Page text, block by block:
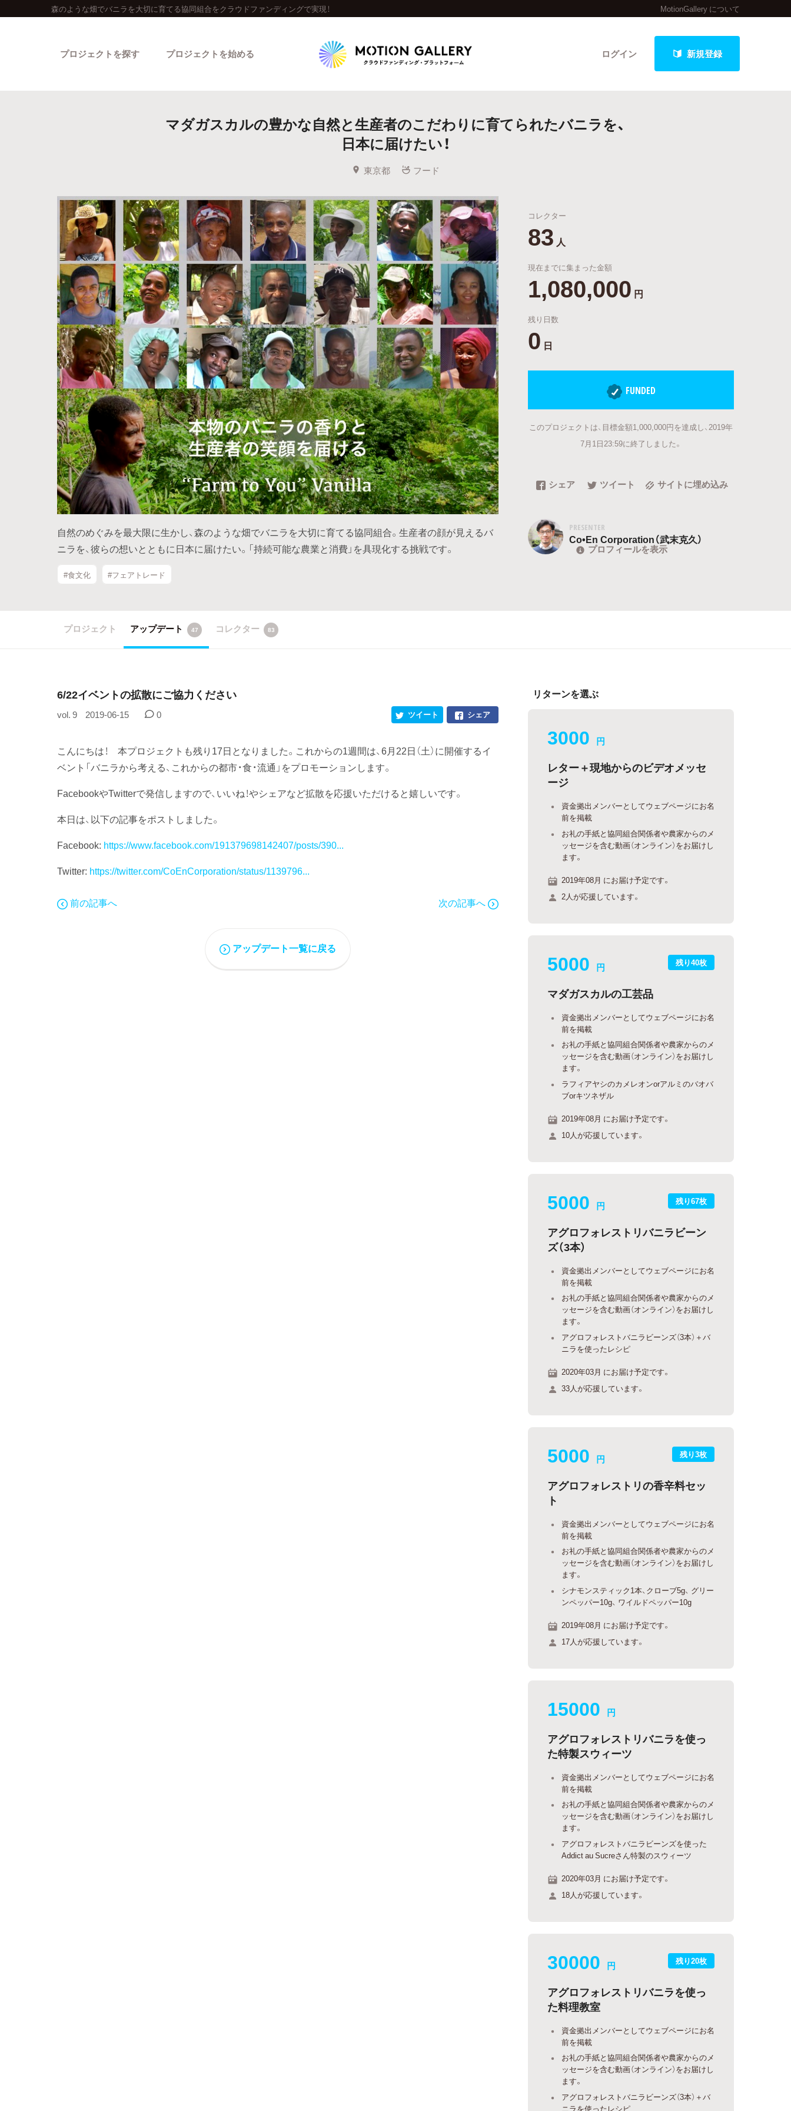
森のような畑でバニラを大切に育てる協同組合をクラウドファンディングで実現！ MotionGallery について
ログイン 新規登録
プロジェクトを探す
人気のプロジェクト 新着プロジェクト 終了間近のプロジェクト
Feature
カテゴリーから探す タグから探す キュレーターから探す 特集から探す
Legendary
最新達成プロジェクト 調達額が大きいプロジェクト
プロジェクトを始める
マダガスカルの豊かな自然と生産者のこだわりに育てられたバニラを、
日本に届けたい！
東京都 フード
自然のめぐみを最大限に生かし、森のような畑でバニラを大切に育てる協同組合。生産者の顔が見えるバ
ニラを、彼らの想いとともに日本に届けたい。「持続可能な農業と消費」を具現化する挑戦です。
#食文化 #フェアトレード
コレクター
83 人
現在までに集まった金額
1,080,000 円
残り日数
0 日
FUNDED
このプロジェクトは、目標金額1,000,000円を達成し、2019年
7月1日23:59に終了しました。
シェア ツイート サイトに埋め込み
PRESENTER
Co•En Corporation（武末克久）
プロフィールを表示
プロジェクト アップデート 47 コレクター 83
6/22イベントの拡散にご協力ください
vol. 9 2019-06-15 0 シェア
ツイート
こんにちは！ 本プロジェクトも残り17日となりました。これからの1週間は、6月22日（土）に開催するイ
ベント「バニラから考える、これからの都市・食・流通」をプロモーションします。
FacebookやTwitterで発信しますので、いいね！やシェアなど拡散を応援いただけると嬉しいです。
本日は、以下の記事をポストしました。
Facebook: https://www.facebook.com/191379698142407/posts/390...
Twitter: https://twitter.com/CoEnCorporation/status/1139796...
前の記事へ 次の記事へ
アップデート一覧に戻る
リターンを選ぶ
3000 円
レター＋現地からのビデオメッセ
ージ
資金拠出メンバーとしてウェブページにお名
前を掲載
お礼の手紙と協同組合関係者や農家からのメ
ッセージを含む動画（オンライン）をお届けし
ます。
2019年08月 にお届け予定です。
2人が応援しています。
残り40枚
5000 円
マダガスカルの工芸品
資金拠出メンバーとしてウェブページにお名
前を掲載
お礼の手紙と協同組合関係者や農家からのメ
ッセージを含む動画（オンライン）をお届けし
ます。
ラフィアヤシのカメレオンorアルミのバオバ
ブorキツネザル
2019年08月 にお届け予定です。
10人が応援しています。
残り67枚
5000 円
アグロフォレストリバニラビーン
ズ（3本）
資金拠出メンバーとしてウェブページにお名
前を掲載
お礼の手紙と協同組合関係者や農家からのメ
ッセージを含む動画（オンライン）をお届けし
ます。
アグロフォレストバニラビーンズ（3本）＋バ
ニラを使ったレシピ
2020年03月 にお届け予定です。
33人が応援しています。
残り3枚
5000 円
アグロフォレストリの香辛料セッ
ト
資金拠出メンバーとしてウェブページにお名
前を掲載
お礼の手紙と協同組合関係者や農家からのメ
ッセージを含む動画（オンライン）をお届けし
ます。
シナモンスティック1本、クローブ5g、 グリー
ンペッパー10g、 ワイルドペッパー10g
2019年08月 にお届け予定です。
17人が応援しています。
15000 円
アグロフォレストリバニラを使っ
た特製スウィーツ
資金拠出メンバーとしてウェブページにお名
前を掲載
お礼の手紙と協同組合関係者や農家からのメ
ッセージを含む動画（オンライン）をお届けし
ます。
アグロフォレストバニラビーンズを使った
Addict au Sucreさん特製のスウィーツ
2020年03月 にお届け予定です。
18人が応援しています。
残り20枚
30000 円
アグロフォレストリバニラを使っ
た料理教室
資金拠出メンバーとしてウェブページにお名
前を掲載
お礼の手紙と協同組合関係者や農家からのメ
ッセージを含む動画（オンライン）をお届けし
ます。
アグロフォレストバニラビーンズ（3本）＋バ
ニラを使ったレシピ